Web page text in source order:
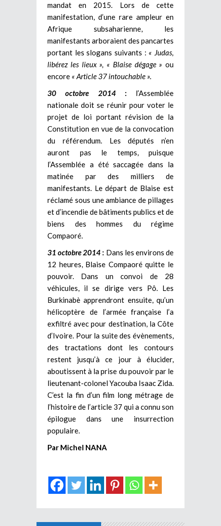
mandat en 2015. Lors de cette
manifestation, d’une rare ampleur en
Afrique subsaharienne, les
manifestants arboraient des pancartes
portant les slogans suivants : « Judas,
libérez les lieux », « Blaise dégage » ou
encore « Article 37 intouchable ».
30 octobre 2014 : l’Assemblée
nationale doit se réunir pour voter le
projet de loi portant révision de la
Constitution en vue de la convocation
du référendum. Les députés n’en
auront pas le temps, puisque
l’Assemblée a été saccagée dans la
matinée par des milliers de
manifestants. Le départ de Blaise est
réclamé sous une ambiance de pillages
et d’incendie de bâtiments publics et de
biens des hommes du régime
Compaoré.
31 octobre 2014 : Dans les environs de
12 heures, Blaise Compaoré quitte le
pouvoir. Dans un convoi de 28
véhicules, il se dirige vers Pô. Les
Burkinabè apprendront ensuite, qu’un
hélicoptère de l’armée française l’a
exfiltré avec pour destination, la Côte
d’Ivoire. Pour la suite des évènements,
des tractations dont les contours
restent jusqu’à ce jour à élucider,
aboutissent à la prise du pouvoir par le
lieutenant-colonel Yacouba Isaac Zida.
C’est la fin d’un film long métrage de
l’histoire de l’article 37 qui a connu son
épilogue dans une insurrection
populaire.
Par Michel NANA